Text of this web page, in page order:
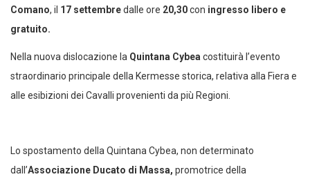
Comano, il 17 settembredalle ore 20,30con ingresso libero e
gratuito.
Nella nuova dislocazione la Quintana Cybeacostituirà l’evento
straordinario principale della Kermesse storica, relativa alla Fiera e
alle esibizioni dei Cavalli provenienti da più Regioni.
Lo spostamento della Quintana Cybea, non determinato
dall’Associazione Ducato di Massa, promotrice della